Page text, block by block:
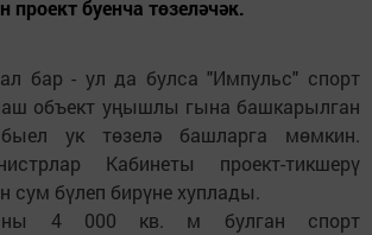
буенча төзеләчәк.
бар - ул да булса "Импульс" спорт
объект уңышлы гына башкарылган
ук төзелә башларга мөмкин.
Кабинеты проект-тикшерү
сум бүлеп бирүне хуплады.
4 000 кв. м булган спорт